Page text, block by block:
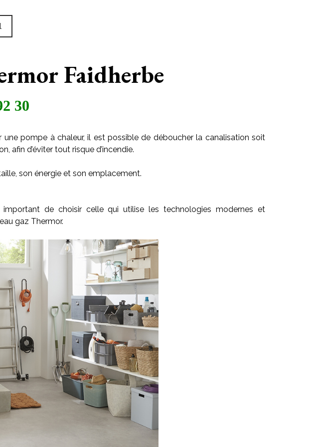
Faidherbe
30
pompe à chaleur, il est possible de déboucher la canalisation soit
afin d’éviter tout risque d’incendie.
son énergie et son emplacement.
de choisir celle qui utilise les technologies modernes et
gaz Thermor.